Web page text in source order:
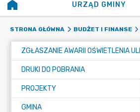
URZĄD GMINY
STRONA GŁÓWNA BUDŻET I FINANSE
DRUKI DO POBRANIA
PROJEKTY
GMINA